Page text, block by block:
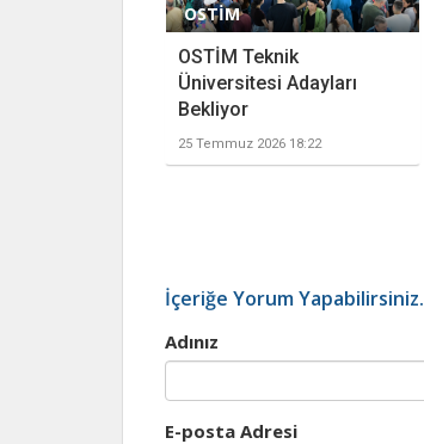
OSTİM
OSTİM Teknik
Üniversitesi Adayları
Bekliyor
25 Temmuz 2026 18:22
İçeriğe Yorum Yapabilirsiniz.
Adınız
E-posta Adresi